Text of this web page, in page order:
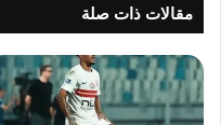
مقالات ذات صلة